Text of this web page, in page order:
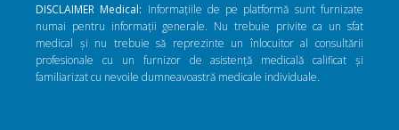
DISCLAIMER Medical: Informațiile de pe platformă sunt furnizate
numai pentru informații generale. Nu trebuie privite ca un sfat
medical și nu trebuie să reprezinte un înlocuitor al consultării
profesionale cu un furnizor de asistență medicală calificat și
familiarizat cu nevoile dumneavoastră medicale individuale.